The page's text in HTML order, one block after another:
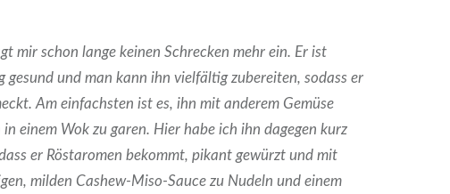
mir schon lange keinen Schrecken mehr ein. Er ist
gesund und man kann ihn vielfältig zubereiten, sodass er
Am einfachsten ist es, ihn mit anderem Gemüse
in einem Wok zu garen. Hier habe ich ihn dagegen kurz
er Röstaromen bekommt, pikant gewürzt und mit
milden Cashew-Miso-Sauce zu Nudeln und einem